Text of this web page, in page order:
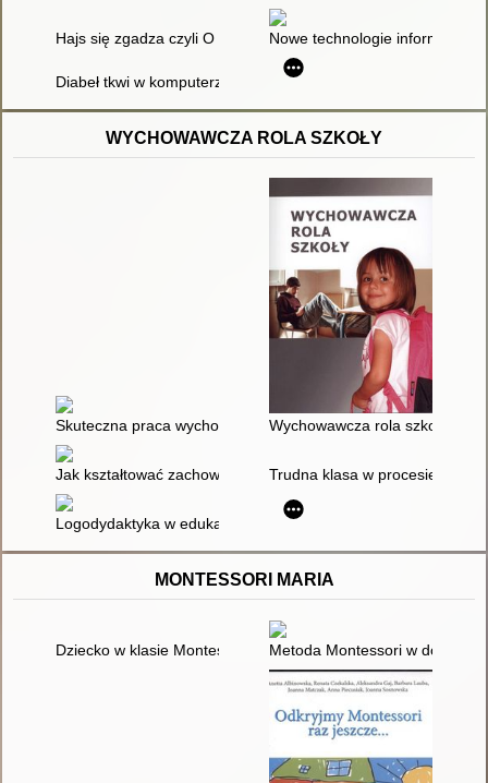
Hajs się zgadza czyli O pieniądzach, które młodzież zarabia
Nowe technologie
Diabeł tkwi w komputerze : scenariusz przedstawienia
WYCHOWAWCZA ROLA SZKOŁY
Skuteczna praca wychowawcza nauczyciela z uczniem
Wychowawcza rola szkoły
Jak kształtować zachowania małych dzieci : wskazówki dla
Trudna klasa w procesie
Logodydaktyka w edukacji : o wychowaniu mądrego i
MONTESSORI MARIA
Dziecko w klasie Montessori : odniesienie teoretyczne i
Metoda Montessori w domu :